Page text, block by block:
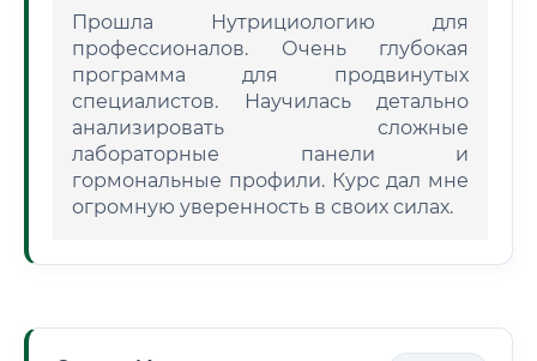
Прошла Нутрициологию для
профессионалов. Очень глубокая
программа для продвинутых
специалистов. Научилась детально
анализировать сложные
лабораторные панели и
гормональные профили. Курс дал мне
огромную уверенность в своих силах.